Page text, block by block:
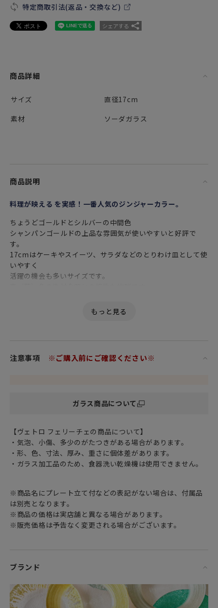
特定商取引法(返品・交換など)
シェアする
商品詳細
サイズ
直径17cm
素材
ソーダガラス
商品説明
料理が映える を実感！一番人気のジンジャーカラー。
ちょうどゴールドとシルバーの中間色
シャンパンゴールドの上品な雰囲気が使いやすいと好評で
す。
17cmはケーキやスイーツ、サラダなどのとりわけ皿として使
いやすく
活躍の機会も多いサイズです。
クリスマスやお正月、特別な記念日の
皿）としても
非常に幅広く使える万能アイテムです。
日頃お世話になっている方、大切な方へ
プレゼントとしてだけでなく
頑張った自分へのご褒美としても最適です。
食卓に笑顔を運ぶ、イタリア語で「幸せのガラス」を意味す
る
注意事項 ※ご購入前にご確認ください※
ガラス商品について
【ヴェトロ フェリーチェの商品について】
・気泡、小傷、多少のがたつきがある場合があります。
・形、色、寸法、厚み、重さに個体差があります。
・ガラス加工品のため、食器洗い乾燥機は使用できません。
※商品名にプレート立て付などの表記がない場合は、付属品
は別売となります。
※商品の価格は実店舗と異なる場合があります。
※販売価格は予告なく変更される場合がございます。
ブランド